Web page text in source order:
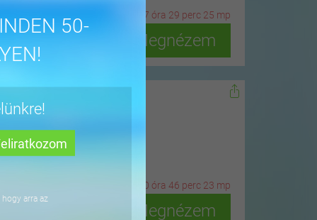
50-
arra az
17 óra 29 perc 23 mp
Megnézem
15-ig
10 óra 46 perc 21 mp
Megnézem